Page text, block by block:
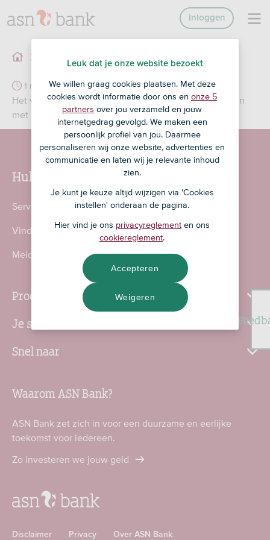
Inloggen
Bank voor de toekomst
1 min
Het verminderen van de uitstoot van CO
per jaar in lijn
met de overeenkomst van Parijs
Hulp nodig?
Service en contact
Vind een ASN-kantoor
Meld fraude en incidenten
Producten
Je situatie
Snel naar
Waarom ASN Bank?
ASN Bank zet zich in voor een duurzame en eerlijke
toekomst voor iedereen.
Zo investeren we jouw geld
Disclaimer Privacy Over ASN Bank
Leuk dat je onze website bezoekt
We willen graag cookies plaatsen. Met deze
cookies wordt informatie door ons en onze 5
partners over jou verzameld en jouw
internetgedrag gevolgd. We maken een
persoonlijk profiel van jou. Daarmee
personaliseren wij onze website, advertenties en
communicatie en laten wij je relevante inhoud
zien.
Je kunt je keuze altijd wijzigen via 'Cookies
instellen' onderaan de pagina.
Hier vind je ons privacyreglement en ons
cookiereglement.
Weigeren
Accepteren